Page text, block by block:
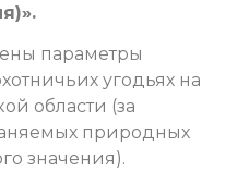
параметры
угодьях на
области (за
природных
значения).